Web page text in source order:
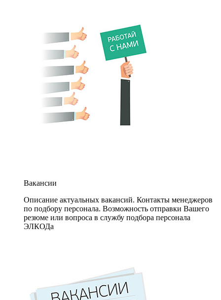
Вакансии
Описание актуальных вакансий. Контакты менеджеров
по подбору персонала. Возможность отправки Вашего
резюме или вопроса в службу подбора персонала
ЭЛКОДа